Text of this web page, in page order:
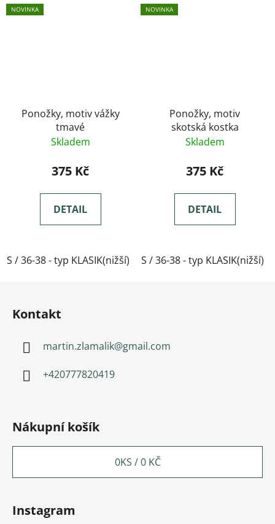
NOVINKA
Ponožky, motiv vážky
tmavé
Skladem
375 Kč
DETAIL
S / 36-38 - typ KLASIK(nižší) M / 39-41- typ KLASIK(nižší)
NOVINKA
Ponožky, motiv
skotská kostka
Skladem
375 Kč
DETAIL
S / 36-38 - typ KLASIK(nižší)
Kontakt
martin.zlamalik@gmail.com
+420777820419
Nákupní košík
0KS /0 KČ
Instagram